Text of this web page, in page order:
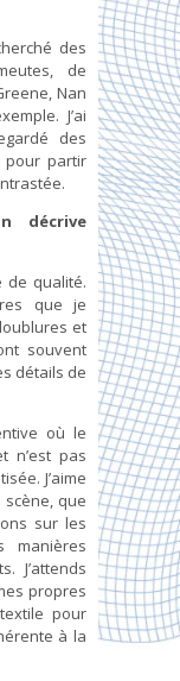
des
de
Nan
J’ai
des
pour partir
décrive
de qualité.
que je
et
souvent
détails de
où le
n’est pas
J’aime
que
sur les
manières
J’attends
propres
pour
à la